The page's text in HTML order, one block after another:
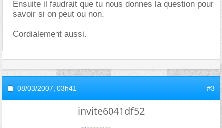
Ensuite il faudrait que tu nous donnes la question pour
savoir si on peut ou non.
Cordialement aussi.
08/03/2007, 03h41 #3
invite6041df52